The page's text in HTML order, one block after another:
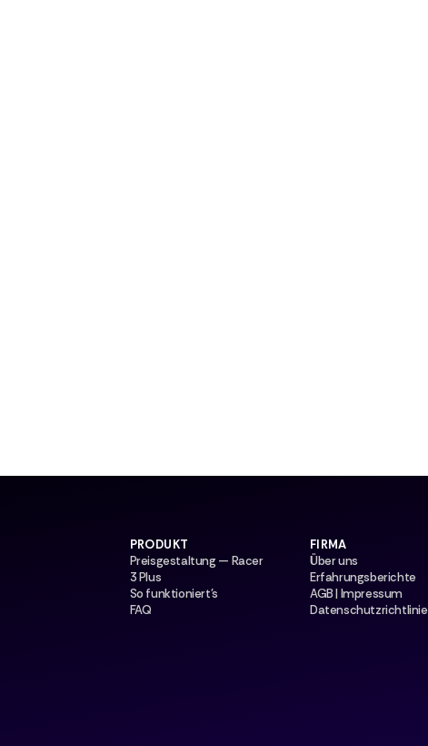
PRODUKT
Preisgestaltung — Racer
3 Plus
So funktioniert's
FAQ
FIRMA
Über uns
Erfahrungsberichte
AGB | Impressum
Datenschutzrichtlinie